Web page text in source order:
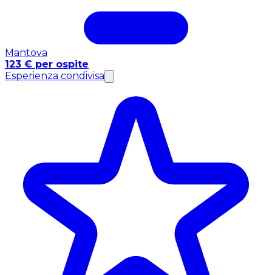
Mantova
123 € per ospite
Esperienza condivisa